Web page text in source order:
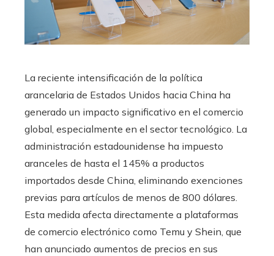
​La reciente intensificación de la política
arancelaria de Estados Unidos hacia China ha
generado un impacto significativo en el comercio
global, especialmente en el sector tecnológico. La
administración estadounidense ha impuesto
aranceles de hasta el 145% a productos
importados desde China, eliminando exenciones
previas para artículos de menos de 800 dólares.
Esta medida afecta directamente a plataformas
de comercio electrónico como Temu y Shein, que
han anunciado aumentos de precios en sus